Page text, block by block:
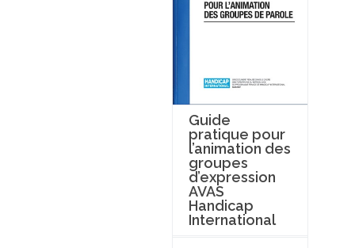
Guide
pratique pour
l’animation des
groupes
d’expression
AVAS
Handicap
International